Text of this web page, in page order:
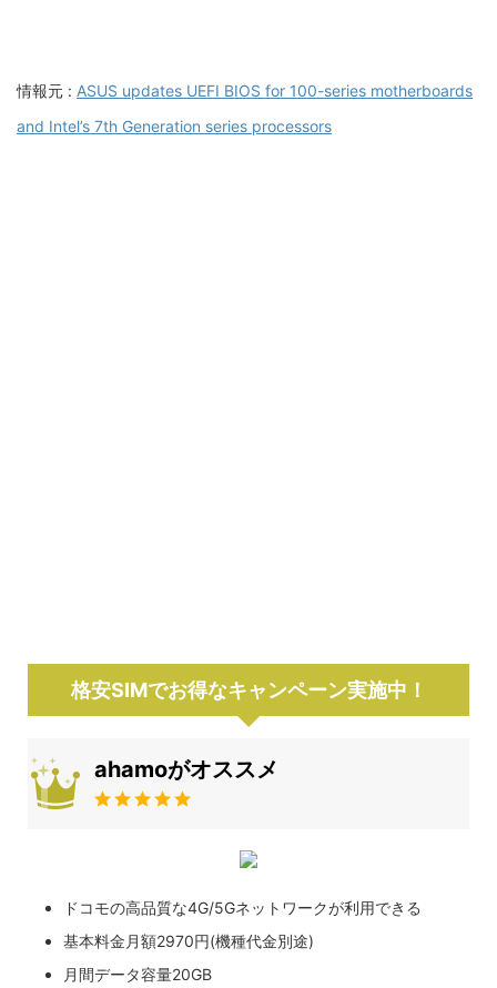
情報元 : ASUS updates UEFI BIOS for 100-series motherboards
and Intel’s 7th Generation series processors
格安SIMでお得なキャンペーン実施中！
ahamoがオススメ
ドコモの高品質な4G/5Gネットワークが利用できる
基本料金月額2970円(機種代金別途)
月間データ容量20GB